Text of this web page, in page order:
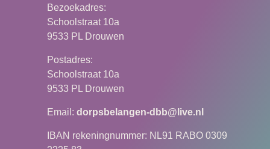
Bezoekadres:
Schoolstraat 10a
9533 PL Drouwen
Postadres:
Schoolstraat 10a
9533 PL Drouwen
Email:dorpsbelangen-dbb@live.nl
IBAN rekeningnummer: NL91 RABO 0309